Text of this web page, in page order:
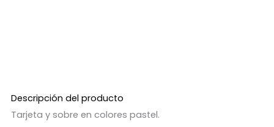
Descripción del producto
Tarjeta y sobre en colores pastel.